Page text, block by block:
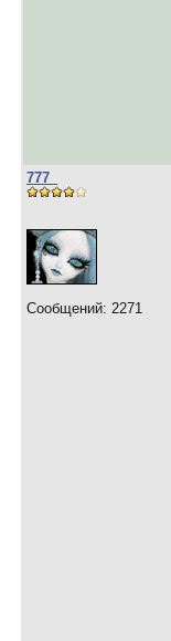
777_
Сообщений: 2271